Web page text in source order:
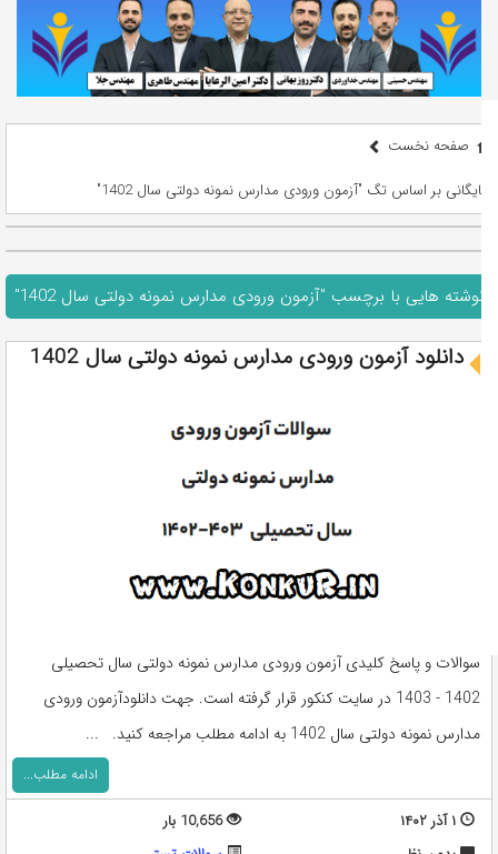
صفحه نخست
بایگانی بر اساس تگ "آزمون ورودی مدارس نمونه دولتی سال 1402"
نوشته هایی با برچسب "آزمون ورودی مدارس نمونه دولتی سال 1402"
دانلود آزمون ورودی مدارس نمونه دولتی سال 1402
سوالات و پاسخ کلیدی آزمون ورودی مدارس نمونه دولتی سال تحصیلی
1402 - 1403 در سایت کنکور قرار گرفته است. جهت دانلودآزمون ورودی
مدارس نمونه دولتی سال 1402 به ادامه مطلب مراجعه کنید. ...
ادامه مطلب...
۱ آذر ۱۴۰۲
10,656 بار